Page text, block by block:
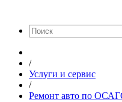
/
Услуги и сервис
/
Ремонт авто по